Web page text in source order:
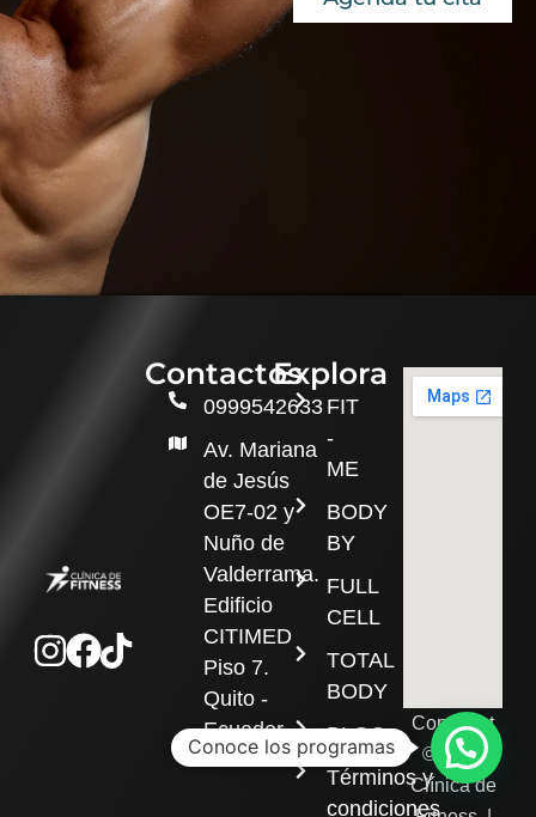
Instagram
Facebook
Tiktok
Contactos
0999542633
Av. Mariana
de Jesús
OE7-02 y
Nuño de
Valderrama.
Edificio
CITIMED
Piso 7.
Quito -
Ecuador
Explora
FIT
-
ME
BODY
BY
FULL
CELL
TOTAL
BODY
BLOG
Términos y
condiciones
Copyright
© 2024
Clínica de
Conoce los programas